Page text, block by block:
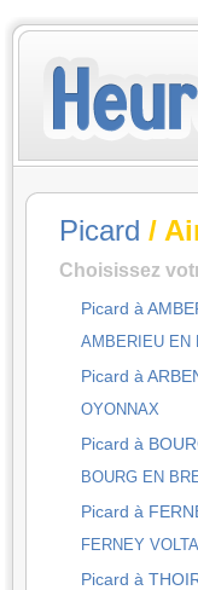
Picard /
Choisissez
Picard à
AMBERIEU EN
Picard à
OYONNAX
Picard à
BOURG EN
Picard à
FERNEY
Picard à